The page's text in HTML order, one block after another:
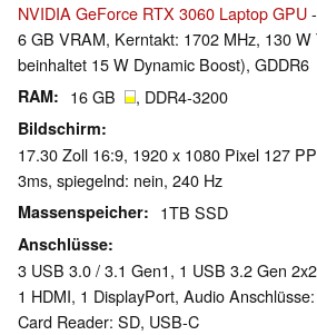
NVIDIA GeForce RTX 3060 Laptop GPU-
6 GB VRAM, Kerntakt: 1702 MHz, 130 W
beinhaltet 15 W Dynamic Boost), GDDR6
RAM 16 GB , DDR4-3200
Bildschirm
17.30 Zoll 16:9, 1920 x 1080 Pixel 127
3ms, spiegelnd: nein, 240 Hz
Massenspeicher 1TB SSD
Anschlüsse
3 USB 3.0 / 3.1 Gen1, 1 USB 3.2 Gen
1 HDMI, 1 DisplayPort, Audio
Card Reader: SD, USB-C